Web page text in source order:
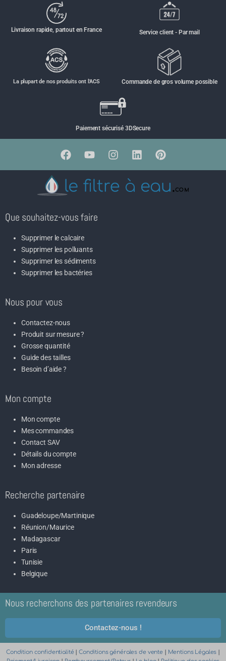
Livraison rapide, partout en France Service client - Par mail
La plupart de nos produits ont l'ACS Commande de gros volume possible
Paiement sécurisé 3DSecure
Que souhaitez-vous faire
Supprimer le calcaire
Supprimer les polluants
Supprimer les sédiments
Supprimer les bactéries
Nous pour vous
Contactez-nous
Produit sur mesure ?
Grosse quantité
Guide des tailles
Besoin d’aide ?
Mon compte
Mon compte
Mes commandes
Contact SAV
Détails du compte
Mon adresse
Recherche partenaire
Guadeloupe/Martinique
Réunion/Maurice
Madagascar
Paris
Tunisie
Belgique
Nous recherchons des partenaires revendeurs
Contactez-nous !
Condition confidentialité|Conditions générales de vente| Mentions Légales